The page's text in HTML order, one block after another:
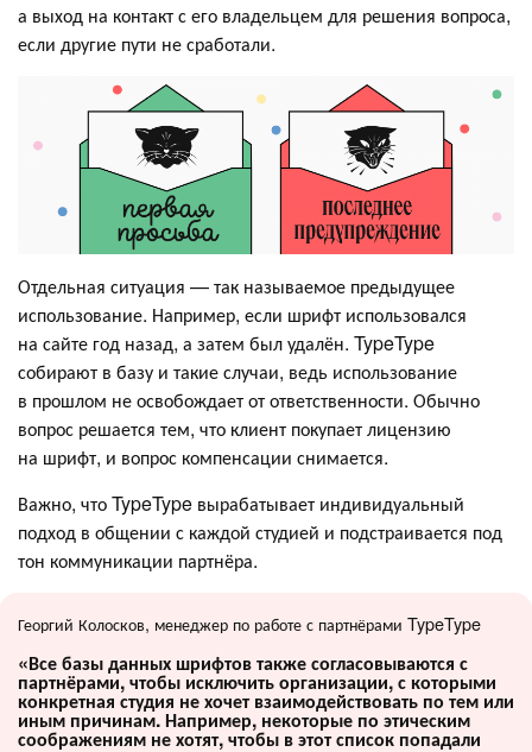
а выход на контакт с его владельцем для решения вопроса,
если другие пути не сработали.
Отдельная ситуация — так называемое предыдущее
использование. Например, если шрифт использовался
на сайте год назад, а затем был удалён. TypeType
собирают в базу и такие случаи, ведь использование
в прошлом не освобождает от ответственности. Обычно
вопрос решается тем, что клиент покупает лицензию
на шрифт, и вопрос компенсации снимается.
Важно, что TypeType вырабатывает индивидуальный
подход в общении с каждой студией и подстраивается под
тон коммуникации партнёра.
Георгий Колосков, менеджер по работе с партнёрами TypeType
«Все базы данных шрифтов также согласовываются с
партнёрами, чтобы исключить организации, с которыми
конкретная студия не хочет взаимодействовать по тем или
иным причинам. Например, некоторые по этическим
соображениям не хотят, чтобы в этот список попадали